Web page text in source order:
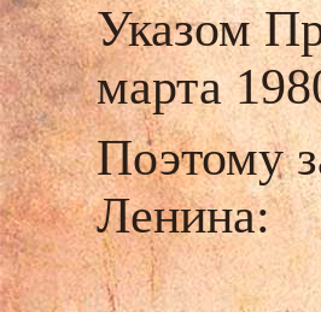
Указом
марта
Поэтому
Ленина: